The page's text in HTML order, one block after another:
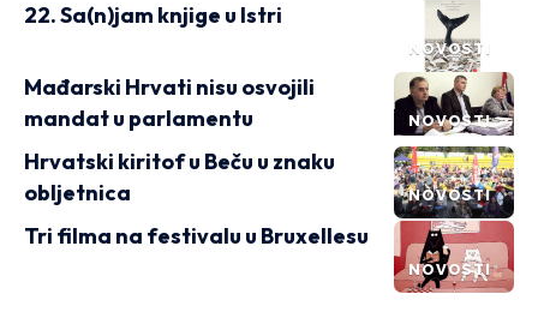
NOVOSTI
22. Sa(n)jam knjige u Istri
NOVOSTI
Mađarski Hrvati nisu osvojili
mandat u parlamentu
NOVOSTI
Hrvatski kiritof u Beču u znaku
obljetnica
NOVOSTI
Tri filma na festivalu u Bruxellesu